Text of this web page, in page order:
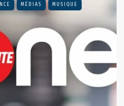
MÉDIAS MUSIQUE